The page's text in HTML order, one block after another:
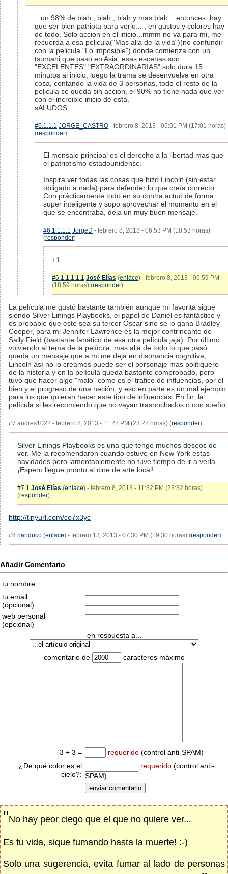
...un 98% de blah , blah , blah y mas blah... entonces..hay
que ser bien patriota para verlo... , en gustos y colores hay
de todo. Solo accion en el inicio...mmm no va para mi, me
recuerda a esa pelicula("Mas alla de la vida")(no confundir
con la pelicula "Lo imposible") donde comienza con un
tsumani que paso en Asia, esas escenas son
"EXCELENTES" "EXTRAORDINARIAS" solo dura 15
minutos al inicio, luego la trama se desenvuelve en otra
cosa, contando la vida de 3 personas, todo el resto de la
pelicula se queda sin accion, el 90% no tiene nada que ver
con el increible inicio de esta.
sALUDOS
#6.1.1.1 JORGE_CASTRO - febrero 8, 2013 - 05:01 PM (17:01 horas)
(responder)
El mensaje principal es el derecho a la libertad mas que
el patriotismo estadounidense.
Inspira ver todas las cosas que hizo Lincoln (sin estar
obligado a nada) para defender lo que creía correcto.
Con prácticamente todo en su contra actuó de forma
super inteligente y supo aprovechar el momento en el
que se encontraba, deja un muy buen mensaje.
#6.1.1.1.1 JorgeD - febrero 8, 2013 - 06:53 PM (18:53 horas)
(responder)
+1
#6.1.1.1.1.1 José Elías (enlace) - febrero 8, 2013 - 06:59 PM
(18:59 horas) (responder)
La película me gustó bastante también aunque mi favorita sigue
siendo Silver Linings Playbooks, el papel de Daniel es fantástico y
es probable que este sea su tercer Óscar sino se lo gana Bradley
Cooper, para mi Jennifer Lawrence es la mejor contrincante de
Sally Field (bastante fanático de esa otra película jaja). Por último
volviendo al tema de la película, mas allá de todo lo que pasó
queda un mensaje que a mi me deja en disonancia cognitiva,
Lincoln así no lo creamos puede ser el personaje mas politiquero
de la historia y en la película queda bastante comprobado, pero
tuvo que hacer algo "malo" como es el tráfico de influencias, por el
bien y el progreso de una nación, y eso en parte es un mal ejemplo
para los que quieran hacer este tipo de influencias. En fin, la
película si les recomiendo que no vayan trasnochados o con sueño.
#7 andres1022 - febrero 8, 2013 - 11:22 PM (23:22 horas) (responder)
Silver Linings Playbooks es una que tengo muchos deseos de
ver. Me la recomendaron cuando estuve en New York estas
navidades pero lamentablemente no tuve tiempo de ir a verla...
¡Espero llegue pronto al cine de arte local!
#7.1 José Elías (enlace) - febrero 8, 2013 - 11:32 PM (23:32 horas)
(responder)
http://tinyurl.com/co7x3yc
#8 nanduco (enlace) - febrero 13, 2013 - 07:30 PM (19:30 horas) (responder)
Añadir Comentario
tu nombre
tu email
(opcional)
web personal
(opcional)
en respuesta a...
comentario de caracteres máximo
3 + 3 = requerido (control anti-SPAM)
¿De qué color es el
cielo?:
requerido (control anti-
SPAM)
"No hay peor ciego que el que no quiere ver...
Es tu vida, sique fumando hasta la muerte! :-)
Solo una sugerencia, evita fumar al lado de personas